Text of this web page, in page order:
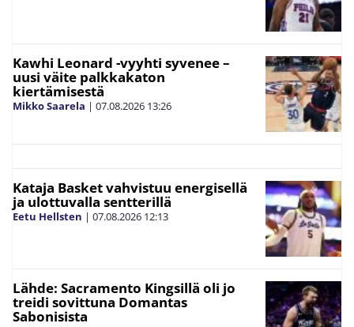
Kawhi Leonard -vyyhti syvenee –
uusi väite palkkakaton
kiertämisestä
Mikko Saarela | 07.08.2026 13:26
Kataja Basket vahvistuu energisellä
ja ulottuvalla sentterillä
Eetu Hellsten | 07.08.2026 12:13
Lähde: Sacramento Kingsillä oli jo
treidi sovittuna Domantas
Sabonisista